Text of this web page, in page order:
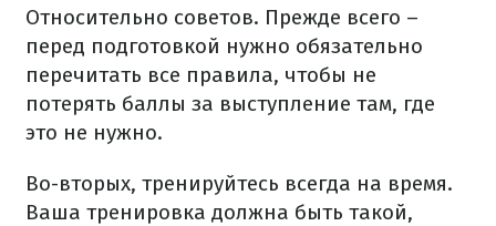
Относительно советов. Прежде всего –
перед подготовкой нужно обязательно
перечитать все правила, чтобы не
потерять баллы за выступление там, где
это не нужно.
Во-вторых, тренируйтесь всегда на время.
Ваша тренировка должна быть такой,